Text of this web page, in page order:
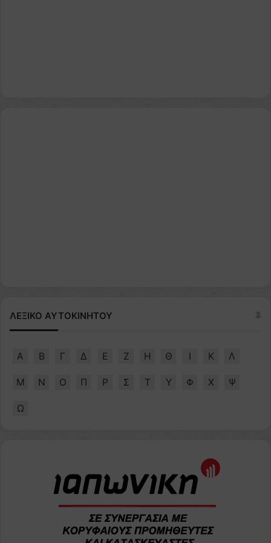
ΛΕΞΙΚΟ ΑΥΤΟΚΙΝΗΤΟΥ
Α Β Γ Δ Ε Ζ Η Θ Ι Κ Λ
Μ Ν Ο Π Ρ Σ Τ Υ Φ Χ Ψ
Ω